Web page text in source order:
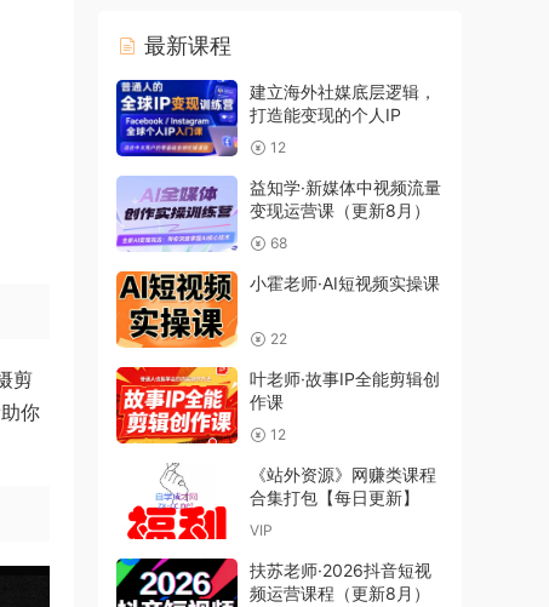
剪
你
最新课程
建立海外社媒底层逻辑，
打造能变现的个人IP
12
益知学·新媒体中视频流量
变现运营课（更新8月）
68
小霍老师·AI短视频实操课
22
叶老师·故事IP全能剪辑创
作课
12
《站外资源》网赚类课程
合集打包【每日更新】
VIP
扶苏老师·2026抖音短视
频运营课程（更新8月）